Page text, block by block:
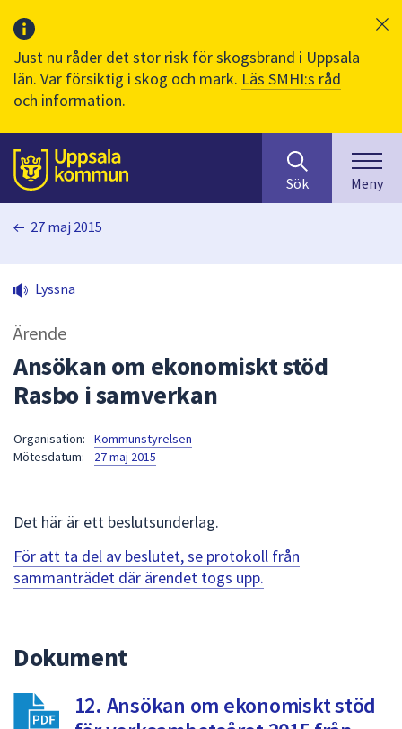
Just nu råder det stor risk för skogsbrand i Uppsala
län. Var försiktig i skog och mark. Läs SMHI:s råd
och information.
Till sidans
huvudinnehåll
efter
innehåll
på
sökfältet
kommer
för
att
navigera
för
Sök Meny
27 maj 2015
Lyssna
Ärende
Ansökan om ekonomiskt stöd
Rasbo i samverkan
Organisation:
Kommunstyrelsen
Mötesdatum:
27 maj 2015
Det här är ett beslutsunderlag.
För att ta del av beslutet, se protokoll från
sammanträdet där ärendet togs upp.
Dokument
12. Ansökan om ekonomiskt stöd